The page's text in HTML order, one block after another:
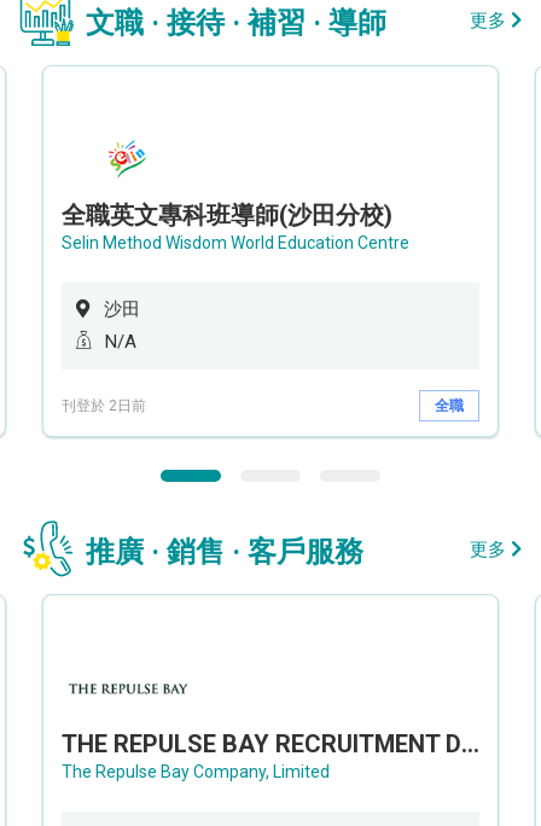
文職 · 接待 · 補習 · 導師 更多
全職英文專科班導師(沙田分校)
Selin Method Wisdom World Education Centre
沙田
N/A
刊登於 2日前 全職
推廣 · 銷售 · 客戶服務 更多
THE REPULSE BAY RECRUITMENT DAY 淺水灣影灣園人才招聘會
The Repulse Bay Company, Limited